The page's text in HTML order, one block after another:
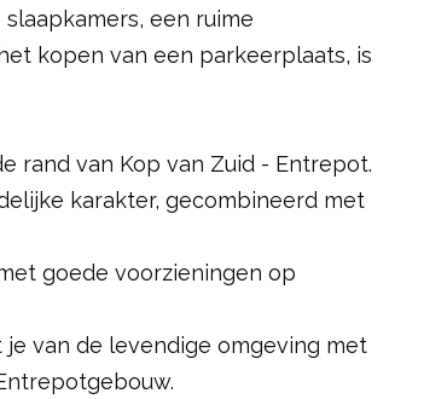
een ruime
kopen van een parkeerplaats, is
rand van Kop van Zuid - Entrepot.
karakter, gecombineerd met
goede voorzieningen op
van de levendige omgeving met